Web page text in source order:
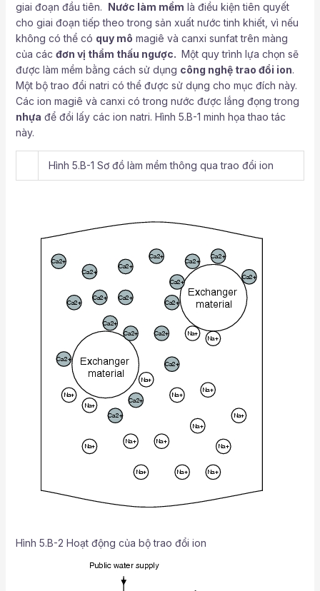
giai đoạn đầu tiên.
Nước làm mềm là điều kiện tiên quyết
cho giai đoạn tiếp theo trong sản xuất nước tinh khiết, vì nếu
không có thể có quy mô magiê và canxi sunfat trên màng
của các đơn vị thẩm thấu ngược. Một quy trình lựa chọn sẽ
được làm mềm bằng cách sử dụng công nghệ trao đổi ion.
Một bộ trao đổi natri có thể được sử dụng cho mục đích này.
Các ion magiê và canxi có trong nước được lắng đọng trong
nhựa để đổi lấy các ion natri. Hình 5.B-1 minh họa thao tác
này.
Hình 5.B-1 Sơ đồ làm mềm thông qua trao đổi ion
Hình 5.B-2 Hoạt động của bộ trao đổi ion